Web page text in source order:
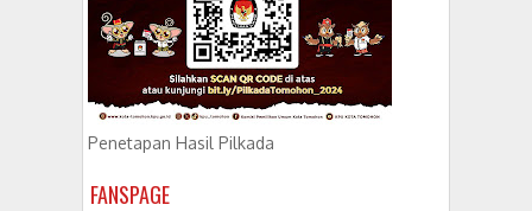
Penetapan Hasil Pilkada
FANSPAGE